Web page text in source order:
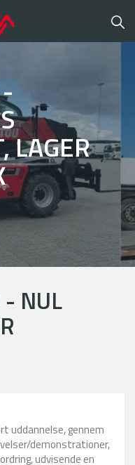
LAGER
NUL
uddannelse, gennem
demonstrationer,
udvisende en